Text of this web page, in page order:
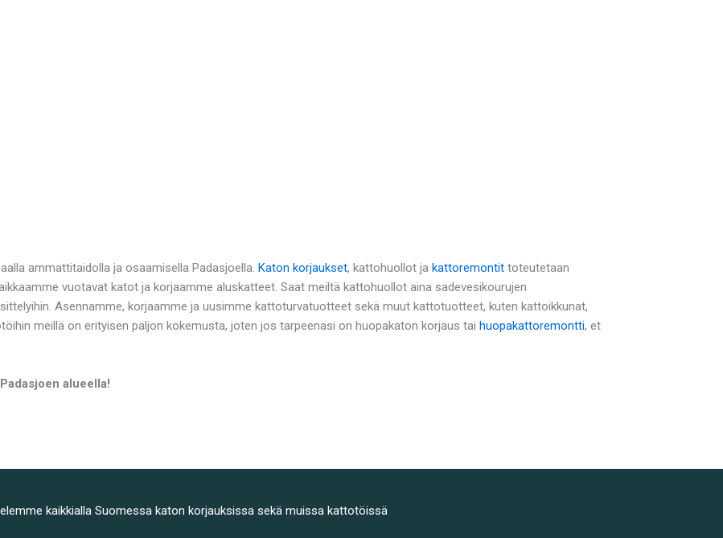
ammattitaidolla ja osaamisella Padasjoella. Katon korjaukset, kattohuollot ja kattoremontit toteutetaan
vuotavat katot ja korjaamme aluskatteet. Saat meiltä kattohuollot aina sadevesikourujen
Asennamme, korjaamme ja uusimme kattoturvatuotteet sekä muut kattotuotteet, kuten kattoikkunat,
meillä on erityisen paljon kokemusta, joten jos tarpeenasi on huopakaton korjaus tai huopakattoremontti, et
alueella!
kaikkialla Suomessa katon korjauksissa sekä muissa kattotöissä